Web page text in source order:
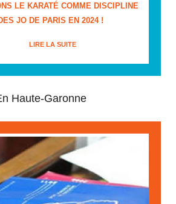
LE KARATÉ COMME DISCIPLINE
JO DE PARIS EN 2024 !
LIRE LA SUITE
Haute-Garonne